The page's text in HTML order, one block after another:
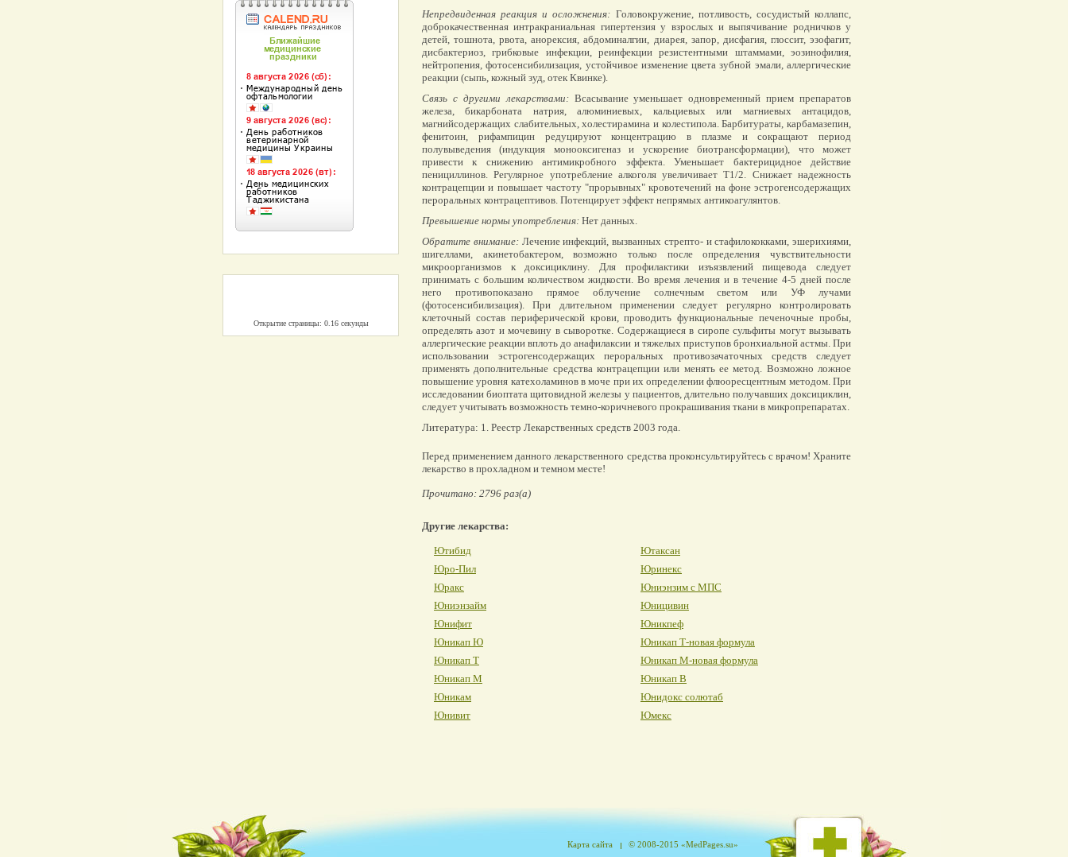
Непредвиденная реакция и осложнения: Головокружение, потливость, сосудистый коллапс,
доброкачественная интракраниальная гипертензия у взрослых и выпячивание родничков у
детей, тошнота, рвота, анорексия, абдоминалгии, диарея, запор, дисфагия, глоссит, эзофагит,
дисбактериоз, грибковые инфекции, реинфекции резистентными штаммами, эозинофилия,
нейтропения, фотосенсибилизация, устойчивое изменение цвета зубной эмали, аллергические
реакции (сыпь, кожный зуд, отек Квинке).
Связь с другими лекарствами:Всасывание уменьшает одновременный прием препаратов
железа, бикарбоната натрия, алюминиевых, кальциевых или магниевых антацидов,
магнийсодержащих слабительных, холестирамина и колестипола. Барбитураты, карбамазепин,
фенитоин, рифампицин редуцируют концентрацию в плазме и сокращают период
полувыведения (индукция монооксигеназ и ускорение биотрансформации), что может
привести к снижению антимикробного эффекта. Уменьшает бактерицидное действие
пенициллинов. Регулярное употребление алкоголя увеличивает T1/2. Снижает надежность
контрацепции и повышает частоту "прорывных" кровотечений на фоне эстрогенсодержащих
пероральных контрацептивов. Потенцирует эффект непрямых антикоагулянтов.
Превышение нормы употребления: Нет данных.
Обратите внимание:Лечение инфекций, вызванных стрепто- и стафилококками, эшерихиями,
шигеллами, акинетобактером, возможно только после определения чувствительности
микроорганизмов к доксициклину. Для профилактики изъязвлений пищевода следует
принимать с большим количеством жидкости. Во время лечения и в течение 4-5 дней после
него противопоказано прямое облучение солнечным светом или УФ лучами
(фотосенсибилизация). При длительном применении следует регулярно контролировать
клеточный состав периферической крови, проводить функциональные печеночные пробы,
определять азот и мочевину в сыворотке. Содержащиеся в сиропе сульфиты могут вызывать
аллергические реакции вплоть до анафилаксии и тяжелых приступов бронхиальной астмы. При
использовании эстрогенсодержащих пероральных противозачаточных средств следует
применять дополнительные средства контрацепции или менять ее метод. Возможно ложное
повышение уровня катехоламинов в моче при их определении флюоресцентным методом. При
исследовании биоптата щитовидной железы у пациентов, длительно получавших доксициклин,
следует учитывать возможность темно-коричневого прокрашивания ткани в микропрепаратах.
Литература: 1. Реестр Лекарственных средств 2003 года.
Перед применением данного лекарственного средства проконсультируйтесь с врачом! Храните
лекарство в прохладном и темном месте!
Прочитано: 2796 раз(а)
Другие лекарства:
Ютибид
Ютаксан
Юро-Пил
Юринекс
Юракс
Юниэнзим с МПС
Юниэнзайм
Юницивин
Юнифит
Юникпеф
Юникап Ю
Юникап Т-новая формула
Юникап Т
Юникап М-новая формула
Юникап М
Юникап В
Юникам
Юнидокс солютаб
Юнивит
Юмекс
Открытие страницы: 0.16 секунды
© 2008-2015 «MedPages.su»
Карта сайта